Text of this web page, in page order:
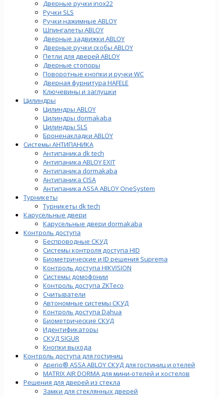
Дверные ручки inox22
Ручки SLS
Ручки нажимные ABLOY
Шпингалеты ABLOY
Дверные задвижки ABLOY
Дверные ручки скобы ABLOY
Петли для дверей ABLOY
Дверные стопоры
Поворотные кнопки и ручки WC
Дверная фурнитура HAFELE
Ключевины и заглушки
Цилиндры
Цилиндры ABLOY
Цилиндры dormakaba
Цилиндры SLS
Броненакладки ABLOY
Системы АНТИПАНИКА
Антипаника dk tech
Антипаника ABLOY EXIT
Антипаника dormakaba
Антипаника СISA
Антипаника ASSA ABLOY OneSystem
Турникеты
Турникеты dk tech
Карусельные двери
Карусельные двери dormakaba
Контроль доступа
Беспроводные СКУД
Системы контроля доступа HID
Биометрические и ID решения Suprema
Контроль доступа HIKVISION
Системы домофонии
Контроль доступа ZKTeco
Считыватели
Автономные системы СКУД
Контроль доступа Dahua
Биометрические СКУД
Идентификаторы
СКУД SIGUR
Кнопки выхода
Контроль доступа для гостиниц
Aperio® ASSA ABLOY СКУД для гостиниц и отелей
MATRIX AIR DORMA для мини-отелей и хостелов
Решения для дверей из стекла
Замки для стеклянных дверей